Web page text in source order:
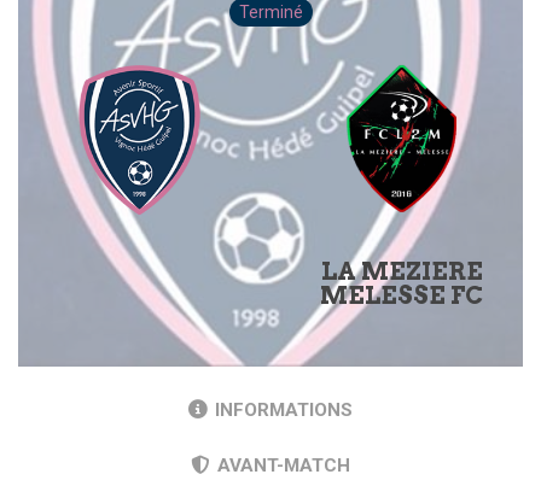
Terminé
LA MEZIERE
MELESSE FC
INFORMATIONS
AVANT-MATCH